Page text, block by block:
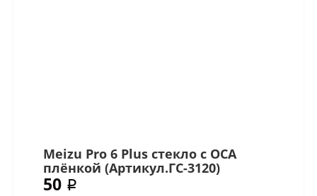
Meizu Pro 6 Plus стекло с OCA
плёнкой (Артикул.ГС-3120)
50 ₽